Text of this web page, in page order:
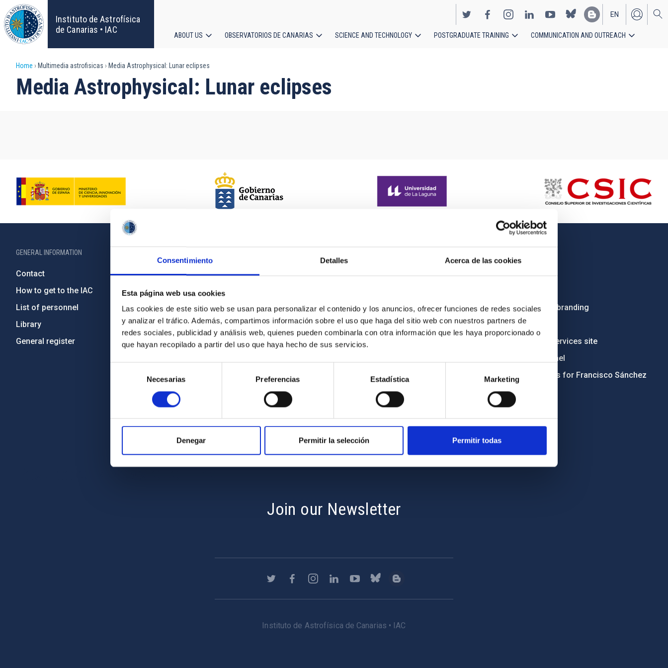
Consentimiento Detalles Acerca de las cookies
Esta página web usa cookies
Las cookies de este sitio web se usan para personalizar el contenido y los anuncios, ofrecer funciones de redes sociales
y analizar el tráfico. Además, compartimos información sobre el uso que haga del sitio web con nuestros partners de
redes sociales, publicidad y análisis web, quienes pueden combinarla con otra información que les haya proporcionado o
que hayan recopilado a partir del uso que haya hecho de sus servicios.
consentimiento
Necesarias Preferencias Estadística Marketing
Denegar Permitir la selección Permitir todas
Skip
to
main
content
Instituto de Astrofísica
de Canarias • IAC
EN
ES
navigation
ABOUT US OBSERVATORIOS DE CANARIAS SCIENCE AND TECHNOLOGY POSTGRADUATE TRAINING COMMUNICATION AND OUTREACH
Breadcrumb
Home Multimedia astrofisicas Media Astrophysical: Lunar eclipses
Media Astrophysical: Lunar eclipses
GENERAL INFORMATION
Contact
How to get to the IAC
List of personnel
Library
General register
Legislation
Transparency
Code of ethics and anti-fraud policy
Gender equality and diversity
Environment and Sustainability
Severo Ochoa Programme
IAC Friends
Sitemap
Legal notice
Cookies policy
Accessibility
Employment
Institutional branding
RSS
Electronic services site
Ethics channel
Condolences for Francisco Sánchez
PostFooter > Newsletter link
Join our Newsletter
Instituto de Astrofísica de Canarias • IAC